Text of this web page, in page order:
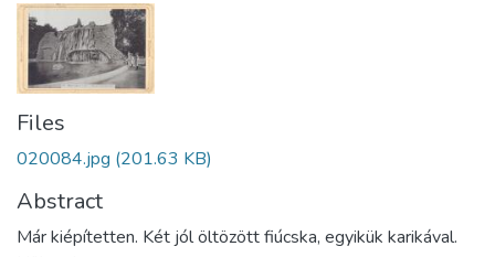
Files
020084.jpg (201.63 KB)
Abstract
Már kiépítetten. Két jól öltözött fiúcska, egyikük karikával.